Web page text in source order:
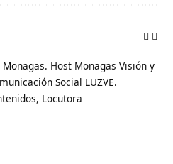
Host Monagas Visión y
Social LUZVE.
Locutora